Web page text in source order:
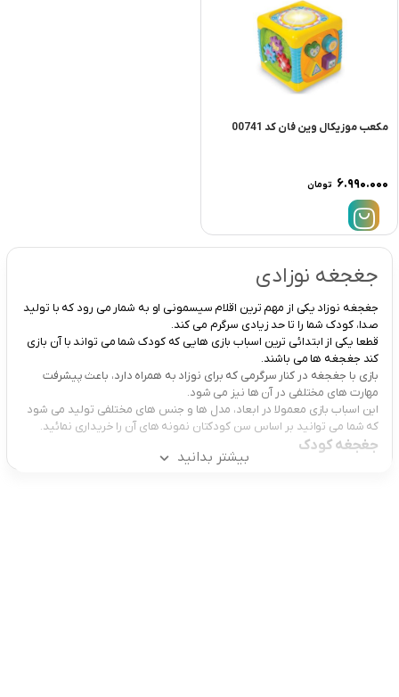
مکعب موزیکال وین فان کد 00741
۶.۹۹۰.۰۰۰ تومان
جغجغه نوزادی
جغجغه نوزاد یکی از مهم ترین اقلام سیسمونی او به شمار می رود که با تولید
صدا، کودک شما را تا حد زیادی سرگرم می کند.
قطعا یکی از ابتدائی ترین اسباب بازی هایی که کودک شما می تواند با آن بازی
کند جغجغه ها می باشند.
بازی با جغجغه در کنار سرگرمی که برای نوزاد به همراه دارد، باعث پیشرفت
مهارت های مختلفی در آن ها نیز می شود.
این اسباب بازی معمولا در ابعاد، مدل ها و جنس های مختلفی تولید می شود
که شما می توانید بر اساس سن کودکتان نمونه های آن را خریداری نمائید.
جغجغه کودک
بیشتر بدانید